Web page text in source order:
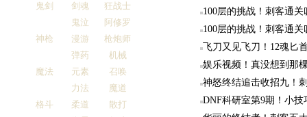
鬼剑 剑魂
狂战士
鬼泣
阿修罗
神枪
漫游
枪炮师
弹药
机械
魔法
元素
召唤
力法
魔道
格斗
柔道
散打
100层的挑战！刺客通关
100层的挑战！刺客通关
飞刀又见飞刀！12魂匕
娱乐视频！真没想到那
神怒终结追击收招九！
DNF科研室第9期！小技